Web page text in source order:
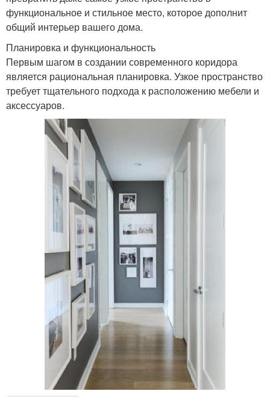
функциональное и стильное место, которое дополнит
общий интерьер вашего дома.
Планировка и функциональность
Первым шагом в создании современного коридора
является рациональная планировка. Узкое пространство
требует тщательного подхода к расположению мебели и
аксессуаров.